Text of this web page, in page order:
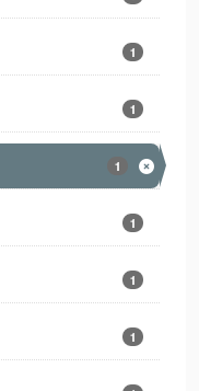
1
1
1
1
1
1